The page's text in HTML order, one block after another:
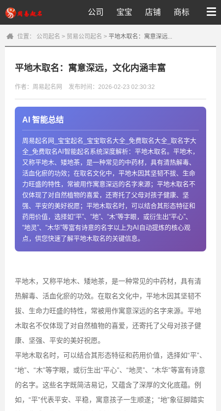
公司 宝宝 店铺 商标
位置： 公司起名 > 贸易公司起名 > 平地木取名：寓意深远...
平地木取名：寓意深远，文化内涵丰富
作者：周易起名网 发布时间：2026-02-23 02:30:32
AI 智能总结
周易起名网_宝宝起名_宝宝取名大全_免费取名大全_取名字大
全_免费取名AI智能起名系统深度解析：平地木取名。平地木，
又称平地木、矮地茶，是一种常见的中药材，具有清热解毒、
活血化瘀的功效；在取名文化中，平地木因其坚韧不拔、生命
力旺盛的特性，常被用作寓意深远的名字来源；平地木取名不
仅体现了对自然植物的喜爱，还寄托了父母对孩子健康、坚
强、平安的美好祝愿；平地木取名时，可以结合其形态特征和
药用价值，选择如“平”、“地”、“木”等字眼，或衍生出“平心”、
“地灵”、“木华”等富有诗意的名字以上为AI自动提炼的核心观
点，供您快速了解平地木取名的关键信息。
平地木，又称平地木、矮地茶，是一种常见的中药材，具有清
热解毒、活血化瘀的功效。在取名文化中，平地木因其坚韧不
拔、生命力旺盛的特性，常被用作寓意深远的名字来源。平地
木取名不仅体现了对自然植物的喜爱，还寄托了父母对孩子健
康、坚强、平安的美好祝愿。
平地木取名时，可以结合其形态特征和药用价值，选择如“平”、
“地”、“木”等字眼，或衍生出“平心”、“地灵”、“木华”等富有诗意
的名字。这些名字既简洁易记，又蕴含了深厚的文化底蕴。例
如，“平”代表平安、平稳，寓意孩子一生顺遂；“地”象征脚踏实